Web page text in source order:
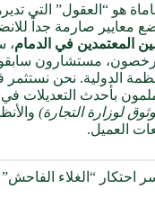
هو “العقول” التي
معايير صارمة جداً
المعتمدين في الدمام،
مرخصون، مستشارون
الدولية. نحن نستثمر
بأحدث التعديلات في
لوزارة التجارة)
العميل.
احتكار “الغلاء الفاحش”